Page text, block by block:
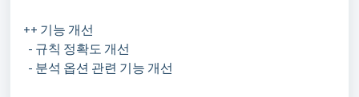
++ 기능 개선
- 규칙 정확도 개선
- 분석 옵션 관련 기능 개선